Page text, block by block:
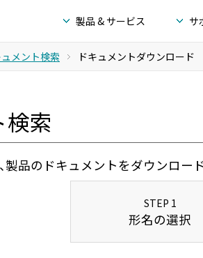
製品 & サービス サ
ュメント検索 ドキュメントダウンロード
検索
製品のドキュメントをダウンロー
STEP 1
形名の選択